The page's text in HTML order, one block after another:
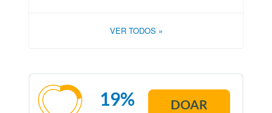
VER TODOS »
19% DOAR